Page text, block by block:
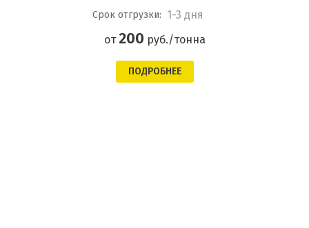
Срок отгрузки: 1-3 дня
от200 руб./тонна
ПОДРОБНЕЕ